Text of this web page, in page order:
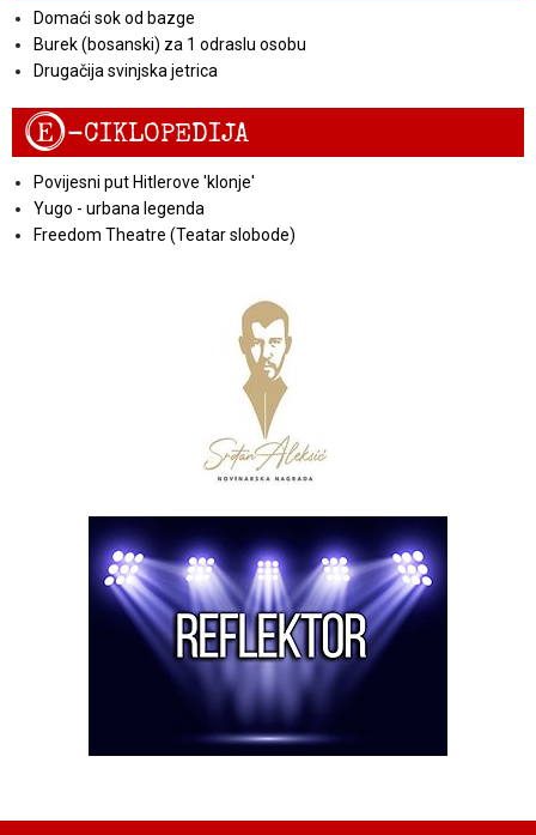
Domaći sok od bazge
Burek (bosanski) za 1 odraslu osobu
Drugačija svinjska jetrica
E-CIKLOPEDIJA
Povijesni put Hitlerove 'klonje'
Yugo - urbana legenda
Freedom Theatre (Teatar slobode)